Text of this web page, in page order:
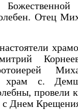
Отец
храм с.
провели
с Днем